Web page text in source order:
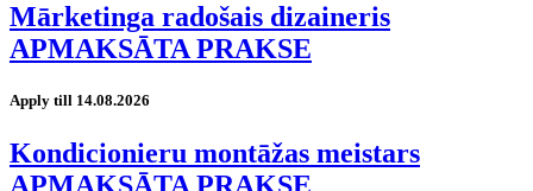
Mārketinga radošais dizaineris
APMAKSĀTA PRAKSE
Apply till 14.08.2026
Kondicionieru montāžas meistars
APMAKSĀTA PRAKSE